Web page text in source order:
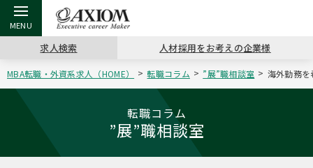
戻る
アクシアムの特長
戻る
サービス案内
戻る
戻る
キャリア支援 TOP
キャリアデザイン講座
（最新求人市場動向）
戻る
戻る
戻る
転職ツール TOP
英文レジュメの書き方
戻る
戻る
転職コラム TOP
“展”職相談室
戻る
イベント・セミナー TOP
キャリアデザインセミナー
戻る
会社概要 TOP
求人検索 人材採用をお考えの企業様
MBA転職・外資系求人（HOME） 転職コラム ”展”職相談室 海外勤務
転職コラム
”展”職相談室